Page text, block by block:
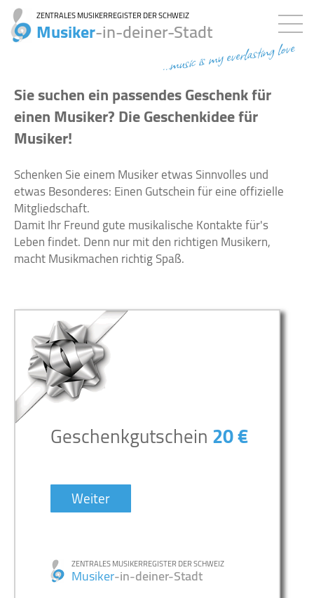
ZENTRALES MUSIKERREGISTER DER SCHWEIZ
Musiker-in-deiner-Stadt
...music is my everlasting love
Sie suchen ein passendes Geschenk für
einen Musiker? Die Geschenkidee für
Musiker!
Schenken Sie einem Musiker etwas Sinnvolles und
etwas Besonderes: Einen Gutschein für eine offizielle
Mitgliedschaft.
Damit Ihr Freund gute musikalische Kontakte für's
Leben findet. Denn nur mit den richtigen Musikern,
macht Musikmachen richtig Spaß.
Geschenkgutschein20 €
Weiter
ZENTRALES MUSIKERREGISTER DER SCHWEIZ
Musiker-in-deiner-Stadt